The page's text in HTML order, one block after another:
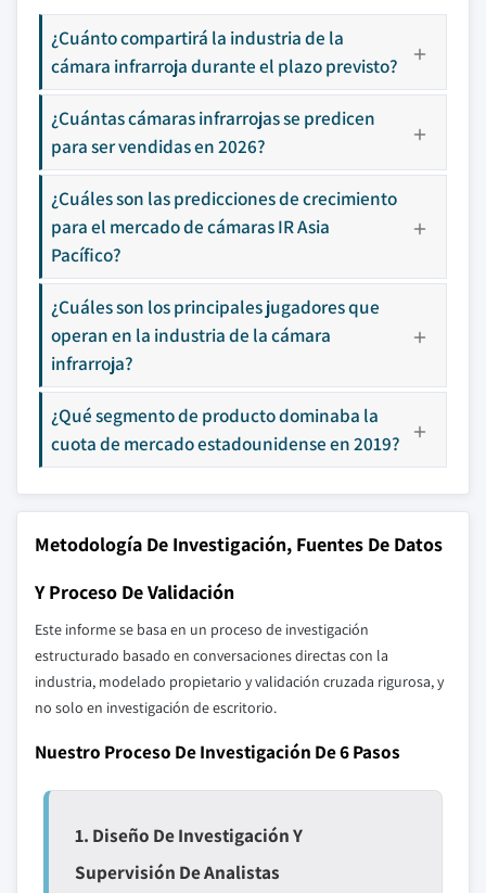
¿Cuánto compartirá la industria de la
cámara infrarroja durante el plazo previsto?
¿Cuántas cámaras infrarrojas se predicen
para ser vendidas en 2026?
¿Cuáles son las predicciones de crecimiento
para el mercado de cámaras IR Asia
Pacífico?
¿Cuáles son los principales jugadores que
operan en la industria de la cámara
infrarroja?
¿Qué segmento de producto dominaba la
cuota de mercado estadounidense en 2019?
Metodología De Investigación, Fuentes De Datos
Y Proceso De Validación
Este informe se basa en un proceso de investigación
estructurado basado en conversaciones directas con la
industria, modelado propietario y validación cruzada rigurosa, y
no solo en investigación de escritorio.
Nuestro Proceso De Investigación De 6 Pasos
1. Diseño De Investigación Y
Supervisión De Analistas